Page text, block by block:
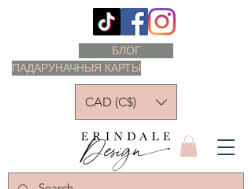
ПАДАРУНАЧНЫЯ КАРТЫ
БЛОГ
CAD (C$)